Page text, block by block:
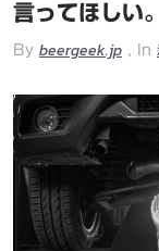
言ってほしい
By beergeek.jp , In